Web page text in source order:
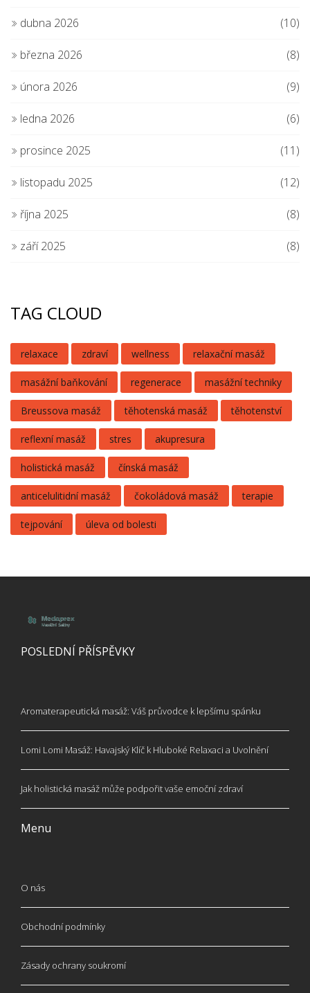
dubna 2026 (10)
března 2026 (8)
února 2026 (9)
ledna 2026 (6)
prosince 2025 (11)
listopadu 2025 (12)
října 2025 (8)
září 2025 (8)
TAG CLOUD
relaxace zdraví wellness relaxační masáž
masážní baňkování regenerace masážní techniky
Breussova masáž těhotenská masáž těhotenství
reflexní masáž stres akupresura
holistická masáž čínská masáž
anticelulitidní masáž čokoládová masáž terapie
tejpování úleva od bolesti
POSLEDNÍ PŘÍSPĚVKY
Aromaterapeutická masáž: Váš průvodce k lepšímu spánku
Lomi Lomi Masáž: Havajský Klíč k Hluboké Relaxaci a Uvolnění
Jak holistická masáž může podpořit vaše emoční zdraví
Menu
O nás
Obchodní podmínky
Zásady ochrany soukromí